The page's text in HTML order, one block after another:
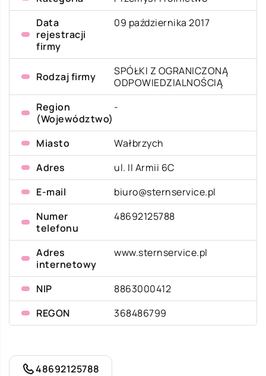
Data
rejestracji
firmy
09 października 2017
Rodzaj firmy
SPÓŁKI Z OGRANICZONĄ
ODPOWIEDZIALNOŚCIĄ
Region
(Województwo)
-
Miasto
Wałbrzych
Adres
ul. II Armii 6C
E-mail
biuro@sternservice.pl
Numer
telefonu
48692125788
Adres
internetowy
www.sternservice.pl
NIP
8863000412
REGON
368486799
48692125788